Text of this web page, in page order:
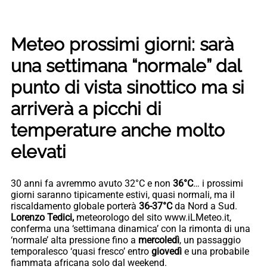
Meteo prossimi giorni: sarà
una settimana “normale” dal
punto di vista sinottico ma si
arriverà a picchi di
temperature anche molto
elevati
30 anni fa avremmo avuto 32°C e non 36°C… i prossimi
giorni saranno tipicamente estivi, quasi normali, ma il
riscaldamento globale porterà 36-37°Cda Nord a Sud.
Lorenzo Tedici, meteorologo del sito www.iLMeteo.it,
conferma una ‘settimana dinamica’ con la rimonta di una
‘normale’ alta pressione fino a mercoledì, un passaggio
temporalesco ‘quasi fresco’ entro giovedì e una probabile
fiammata africana solo dal weekend.